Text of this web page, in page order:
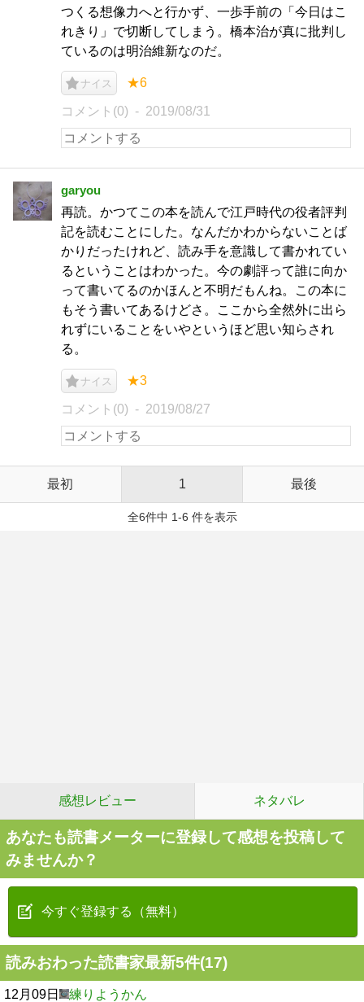
つくる想像力へと行かず、一歩手前の「今日はこ
れきり」で切断してしまう。橋本治が真に批判し
ているのは明治維新なのだ。
ナイス ★6
コメント(0) 2019/08/31
garyou
再読。かつてこの本を読んで江戸時代の役者評判
記を読むことにした。なんだかわからないことば
かりだったけれど、読み手を意識して書かれてい
るということはわかった。今の劇評って誰に向か
って書いてるのかほんと不明だもんね。この本に
もそう書いてあるけどさ。ここから全然外に出ら
れずにいることをいやというほど思い知らされ
る。
ナイス ★3
コメント(0) 2019/08/27
最初 1 最後
全6件中 1-6 件を表示
感想レビュー ネタバレ
あなたも読書メーターに登録して感想を投稿して
みませんか？
今すぐ登録する（無料）
読みおわった読書家最新5件(17)
12月09日 練りようかん